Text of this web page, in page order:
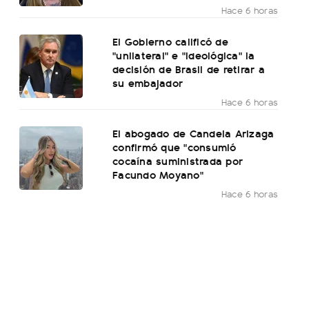
Hace 6 horas
El Gobierno calificó de
"unilateral" e "ideológica" la
decisión de Brasil de retirar a
su embajador
Hace 6 horas
El abogado de Candela Arizaga
confirmó que "consumió
cocaína suministrada por
Facundo Moyano"
Hace 6 horas